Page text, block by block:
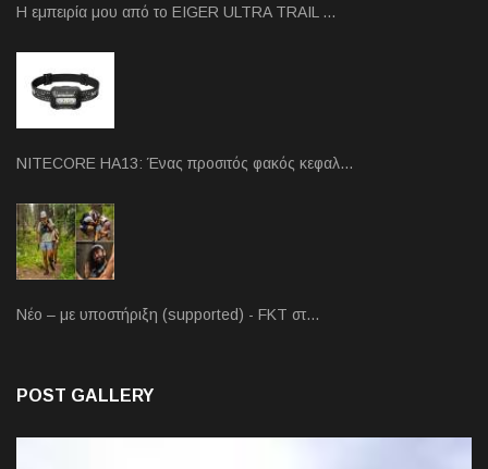
Η εμπειρία μου από το EIGER ULTRA TRAIL …
NITECORE HA13: Ένας προσιτός φακός κεφαλ…
Νέο – με υποστήριξη (supported) - FKT στ…
POST GALLERY